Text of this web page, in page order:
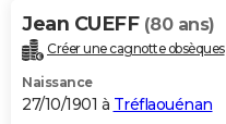
Jean CUEFF (80 ans)
Créer une cagnotte obsèques
Naissance
27/10/1901 à Tréflaouénan